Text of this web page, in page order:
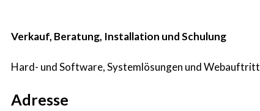
Verkauf, Beratung, Installation und Schulung
Hard- und Software, Systemlösungen und Webauftritt
Adresse